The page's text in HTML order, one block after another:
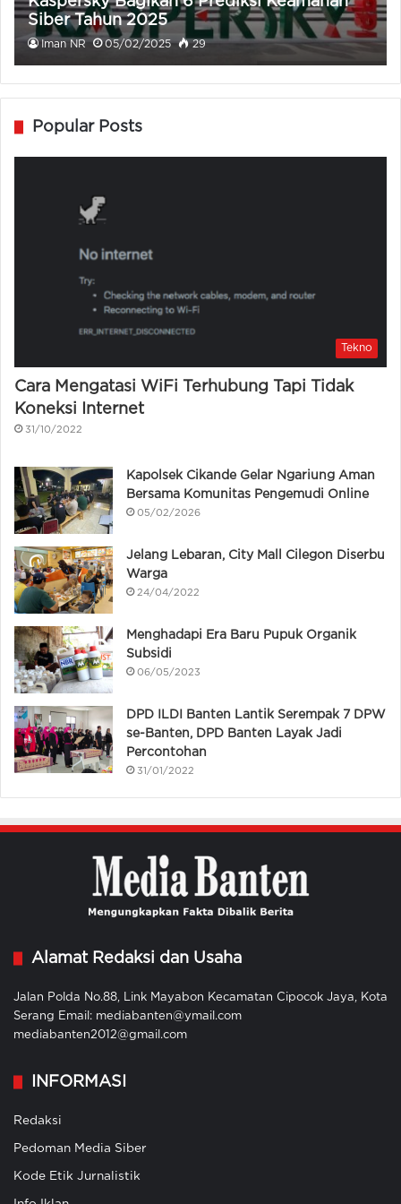
Siber Tahun 2025
Iman NR 05/02/2025 29
Popular Posts
Tekno
Cara Mengatasi WiFi Terhubung Tapi Tidak
Koneksi Internet
31/10/2022
Kapolsek Cikande Gelar Ngariung Aman
Bersama Komunitas Pengemudi Online
05/02/2026
Jelang Lebaran, City Mall Cilegon Diserbu
Warga
24/04/2022
Menghadapi Era Baru Pupuk Organik
Subsidi
06/05/2023
DPD ILDI Banten Lantik Serempak 7 DPW
se-Banten, DPD Banten Layak Jadi
Percontohan
31/01/2022
Alamat Redaksi dan Usaha
Jalan Polda No.88, Link Mayabon Kecamatan Cipocok Jaya, Kota
Serang Email: mediabanten@ymail.com
mediabanten2012@gmail.com
INFORMASI
Redaksi
Pedoman Media Siber
Kode Etik Jurnalistik